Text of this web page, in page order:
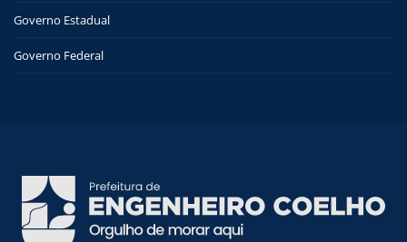
Governo Estadual
Governo Federal